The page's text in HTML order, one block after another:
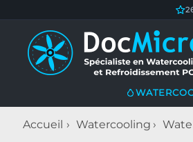
Accueil Watercooling